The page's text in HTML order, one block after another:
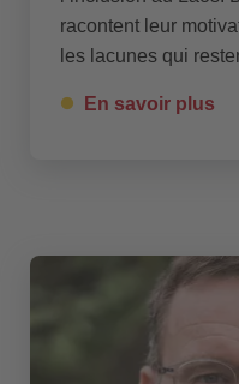
racontent leur
les lacunes qui
En savoir plus